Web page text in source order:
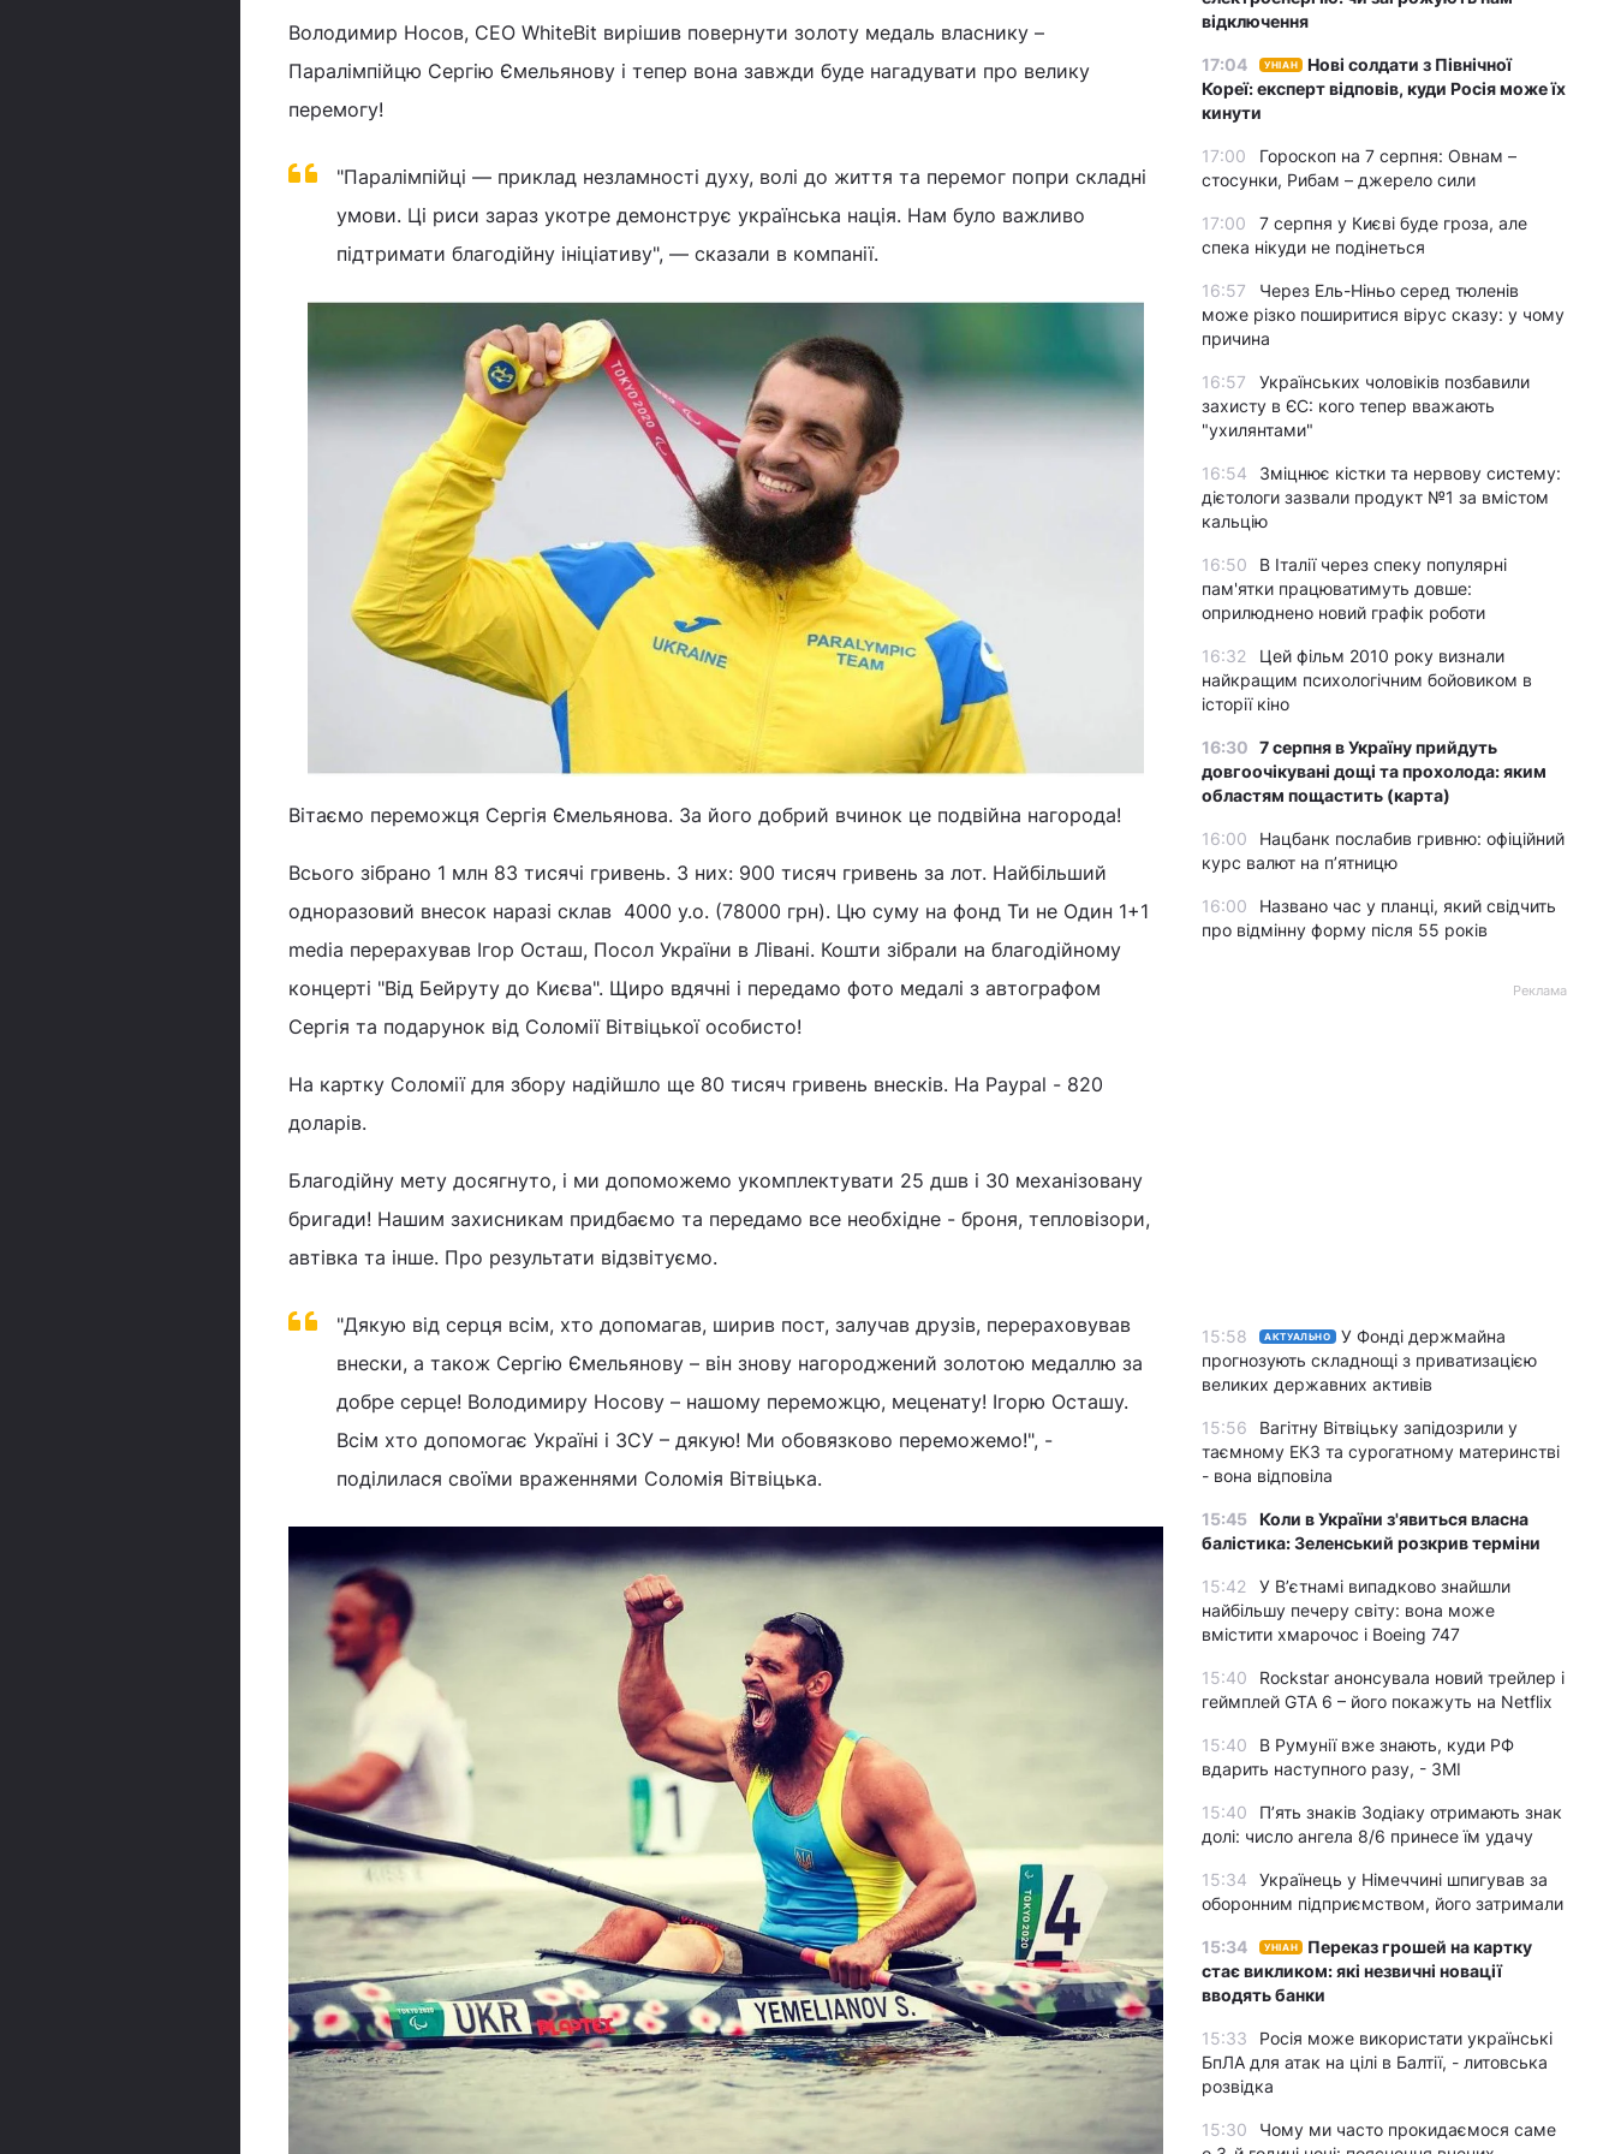
Володимир Носов, СЕО WhiteBit вирішив повернути золоту медаль власнику –
Паралімпійцю Сергію Ємельянову і тепер вона завжди буде нагадувати про велику
перемогу!
"Паралімпійці — приклад незламності духу, волі до життя та перемог попри складні
умови. Ці риси зараз укотре демонструє українська нація. Нам було важливо
підтримати благодійну ініціативу", — сказали в компанії.
Вітаємо переможця Сергія Ємельянова. За його добрий вчинок це подвійна нагорода!
Всього зібрано 1 млн 83 тисячі гривень. З них: 900 тисяч гривень за лот. Найбільший
одноразовий внесок наразі склав 4000 у.о. (78000 грн). Цю суму на фонд Ти не Один 1+1
media перерахував Ігор Осташ, Посол України в Лівані. Кошти зібрали на благодійному
концерті "Від Бейруту до Києва". Щиро вдячні і передамо фото медалі з автографом
Сергія та подарунок від Соломії Вітвіцької особисто!
На картку Соломії для збору надійшло ще 80 тисяч гривень внесків. На Paypal - 820
доларів.
Благодійну мету досягнуто, і ми допоможемо укомплектувати 25 дшв і 30 механізовану
бригади! Нашим захисникам придбаємо та передамо все необхідне - броня, тепловізори,
автівка та інше. Про результати відзвітуємо.
"Дякую від серця всім, хто допомагав, ширив пост, залучав друзів, перераховував
внески, а також Сергію Ємельянову – він знову нагороджений золотою медаллю за
добре серце! Володимиру Носову – нашому переможцю, меценату! Ігорю Осташу.
Всім хто допомогає Україні і ЗСУ – дякую! Ми обовязково переможемо!", -
поділилася своїми враженнями Соломія Вітвіцька.
відключення
17:04 УНІАН
Нові солдати з Північної
Кореї: експерт відповів, куди Росія може їх
кинути
17:00
Гороскоп на 7 серпня: Овнам –
стосунки, Рибам – джерело сили
17:00
7 серпня у Києві буде гроза, але
спека нікуди не подінеться
16:57
Через Ель-Ніньо серед тюленів
може різко поширитися вірус сказу: у чому
причина
16:57
Українських чоловіків позбавили
захисту в ЄС: кого тепер вважають
"ухилянтами"
16:54
Зміцнює кістки та нервову систему:
дієтологи зазвали продукт №1 за вмістом
кальцію
16:50
В Італії через спеку популярні
пам'ятки працюватимуть довше:
оприлюднено новий графік роботи
16:32
Цей фільм 2010 року визнали
найкращим психологічним бойовиком в
історії кіно
16:30 7 серпня в Україну прийдуть
довгоочікувані дощі та прохолода: яким
областям пощастить (карта)
16:00
Нацбанк послабив гривню: офіційний
курс валют на п’ятницю
16:00
Названо час у планці, який свідчить
про відмінну форму після 55 років
Реклама
15:58 АКТУАЛЬНО
У Фонді держмайна
прогнозують складнощі з приватизацією
великих державних активів
15:56
Вагітну Вітвіцьку запідозрили у
таємному ЕКЗ та сурогатному материнстві
- вона відповіла
15:45 Коли в України з'явиться власна
балістика: Зеленський розкрив терміни
15:42
У Вʼєтнамі випадково знайшли
найбільшу печеру світу: вона може
вмістити хмарочос і Boeing 747
15:40
Rockstar анонсувала новий трейлер і
геймплей GTA 6 – його покажуть на Netflix
15:40
В Румунії вже знають, куди РФ
вдарить наступного разу, - ЗМІ
15:40
П’ять знаків Зодіаку отримають знак
долі: число ангела 8/6 принесе їм удачу
15:34
Українець у Німеччині шпигував за
оборонним підприємством, його затримали
15:34 УНІАН
Переказ грошей на картку
стає викликом: які незвичні новації
вводять банки
15:33
Росія може використати українські
БпЛА для атак на цілі в Балтії, - литовська
розвідка
15:30
Чому ми часто прокидаємося саме